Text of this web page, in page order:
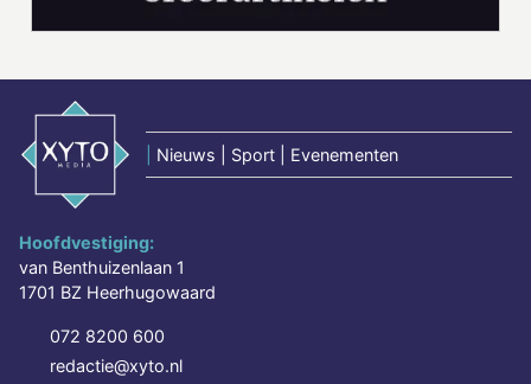
Nieuws | Sport | Evenementen
Hoofdvestiging:
van Benthuizenlaan 1
1701 BZ Heerhugowaard
072 8200 600
redactie@xyto.nl